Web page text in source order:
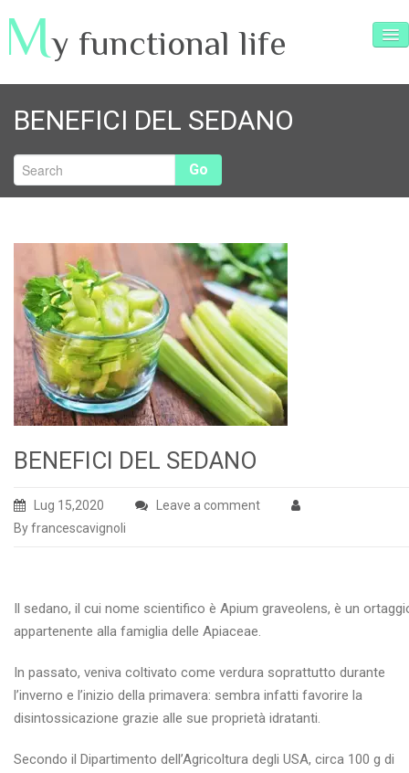
My functional life
SERVIZI
ARTICOLI
RICETTE
TESTIMONIANZE
VIDEO e FOTO
CONTATTI
BENEFICI DEL SEDANO
Go
BENEFICI DEL SEDANO
Lug 15,2020
Leave a comment
By francescavignoli
Il sedano, il cui nome scientifico è Apium graveolens, è un
appartenente alla famiglia delle Apiaceae.
In passato, veniva coltivato come verdura soprattutto durante
l’inverno e l’inizio della primavera: sembra infatti favorire la
disintossicazione grazie alle sue proprietà idratanti.
Secondo il Dipartimento dell’Agricoltura degli USA, circa 100 g di